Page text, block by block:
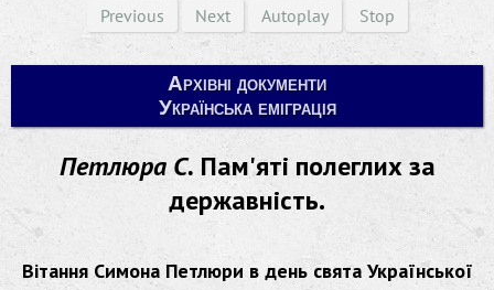
Previous Next Autoplay Stop
Архівні документи
Українська еміграція
Петлюра С. Пам'яті полеглих за
державність.
Вітання Симона Петлюри в день свята Української